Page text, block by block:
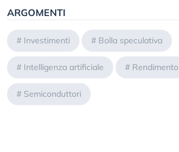
ARGOMENTI
# Investimenti # Bolla speculativa
# Intelligenza artificiale # Rendimento
# Semiconduttori